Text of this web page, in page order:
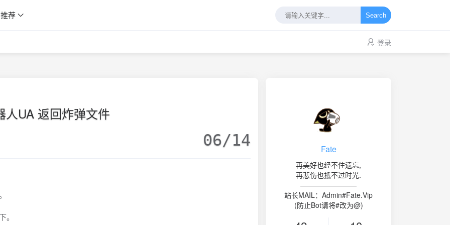
推荐 Search
登录
人UA 返回炸弹文件
06/14 Fate
再美好也经不住遗忘,
再悲伤也抵不过时光.
————————
站长MAIL：Admin#Fate.Vip
(防止Bot请将#改为@)